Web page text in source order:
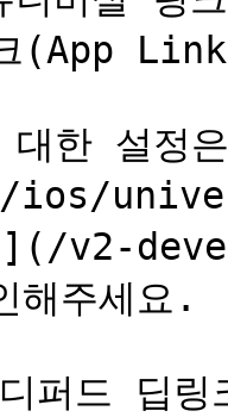
(App
대한 설
ios/
](/v2-
주세요.
퍼드 딥